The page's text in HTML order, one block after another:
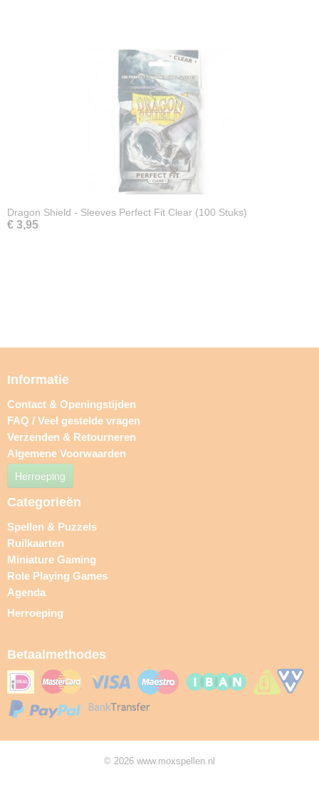
Dragon Shield - Sleeves Perfect Fit Clear (100 Stuks)
€ 3,95
Informatie
Contact & Openingstijden
FAQ / Veel gestelde vragen
Verzenden & Retourneren
Algemene Voorwaarden
Herroeping
Categorieën
Spellen & Puzzels
Ruilkaarten
Miniature Gaming
Role Playing Games
Agenda
Herroeping
Betaalmethodes
© 2026 www.moxspellen.nl